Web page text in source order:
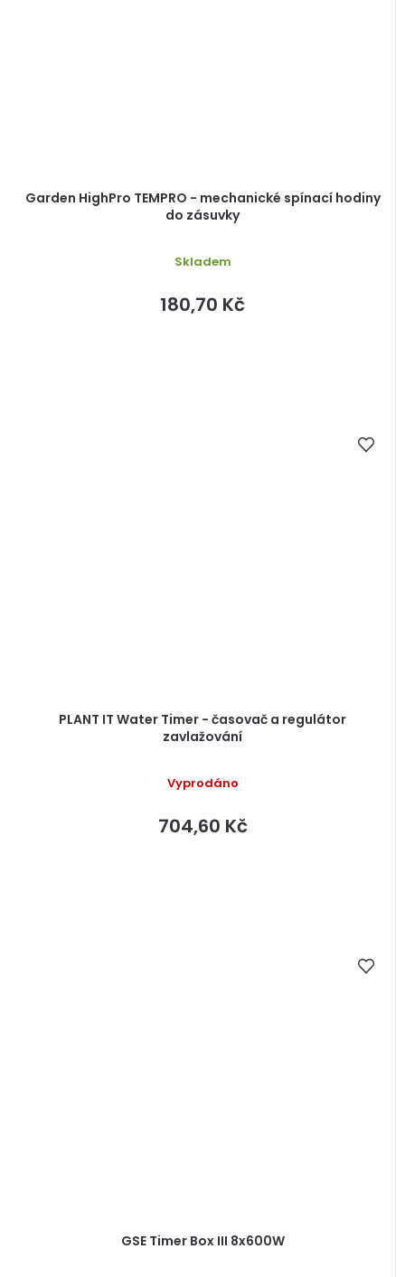
Garden HighPro TEMPRO - mechanické spínací hodiny
do zásuvky
Skladem
180,70 Kč
PLANT IT Water Timer - časovač a regulátor
zavlažování
Vyprodáno
704,60 Kč
GSE Timer Box III 8x600W